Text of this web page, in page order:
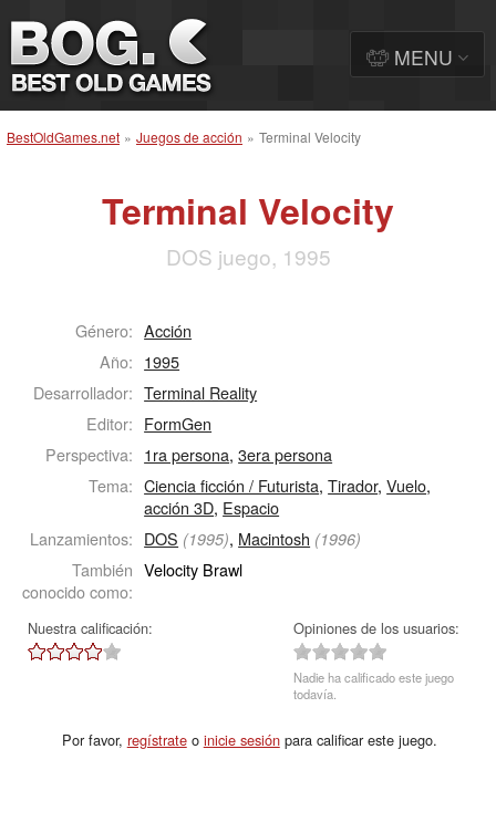
BestOldGames.net » Juegos de acción » Terminal Velocity
Terminal Velocity
DOS juego, 1995
Género: Acción
Año: 1995
Desarrollador: Terminal Reality
Editor: FormGen
Perspectiva: 1ra persona,3era persona
Tema: Ciencia ficción / Futurista,Tirador,Vuelo,
acción 3D, Espacio
Lanzamientos: DOS (1995), Macintosh (1996)
También
conocido como:
Velocity Brawl
Nuestra calificación: Opiniones de los usuarios:
Nadie ha calificado este juego
todavía.
Por favor, regístrateo inicie sesiónpara calificar este juego.
MENU